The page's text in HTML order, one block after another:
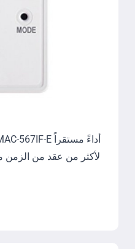
لأكثر من عقد من